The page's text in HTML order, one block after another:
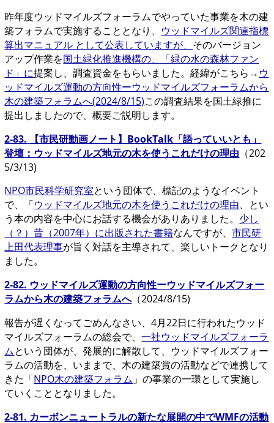
昨年度ウッドマイルズフォーラムでやっていた事業を木の建
築フォラムで実施することとなり、 ウッドマイルズ関連指標
算出マニュアル として公表していますが、 そのバージョン
アップ作業を国土緑化推進機構の、「緑の水の森林ファン
ド」に提案し、調査資金をもらいました。経緯がこちら→ ウ
ッドマイルズ運動の方向性ーウッドマイルズフォーラムから
木の建築フォラムへ(2024/8/15)この調査結果を国土緑推に
提出しましたので、概要ご説明します。
2-83.
【市民研動画ノート】BookTalk「語っていいとも」
登壇：ウッドマイルズ地元の木を使うこれだけの理由 （202
5/3/13)
NPO市民科学研究室という団体で、標記のようなイベント
で、「ウッドマイルズ地元の木を使うこれだけの理由、とい
う本の内容を中心にお話する機会がありありました。 少し
（？）昔（2007年）に出版された書籍なんですが、市民研
上田代表理事が旨く対話を主導されて、楽しいトークとなり
ました。
2-82. ウッドマイルズ運動の方向性ーウッドマイルズフォー
ラムから木の建築フォラムへ（2024/8/15)
報告が遅くなってごめんなさい、4月22日に行われたウッド
マイルズフォーラムの総会で、一社ウッドマイルズフォーラ
ムという団体が、発展的に解散して、ウッドマイルズフォー
ラムの活動を、いままで、木の建築賞の活動などで連携して
きた「NPO木の建築フォラム 」の事業の一環として実施し
ていくこととなりました。
2-81. カーボンニュートラルの新たな展開の中でWMFの活動